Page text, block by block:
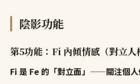
陰影功能
第5功能：Fi 內傾情感（對立人
Fi 是 Fe 的「對立面」——關注個人